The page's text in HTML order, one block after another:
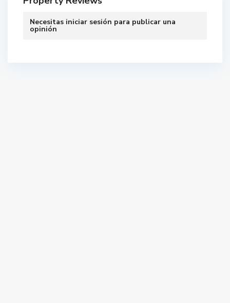
Necesitas iniciar sesión para publicar una
opinión